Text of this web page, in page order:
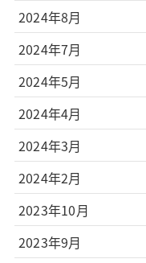
2024年8月
2024年7月
2024年5月
2024年4月
2024年3月
2024年2月
2023年10月
2023年9月